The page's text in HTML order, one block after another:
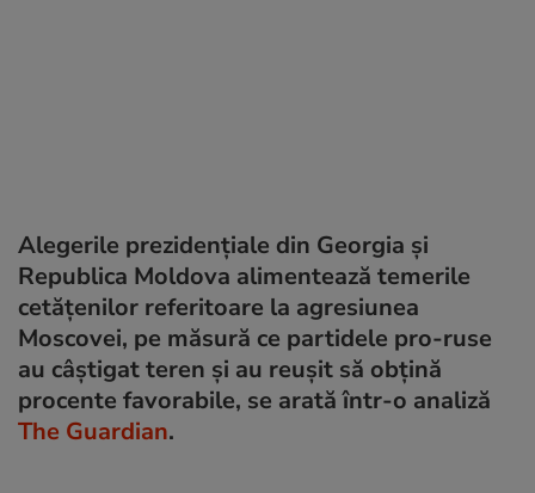
Alegerile prezidențiale din Georgia și
Republica Moldova alimentează temerile
cetățenilor referitoare la agresiunea
Moscovei, pe măsură ce partidele pro-ruse
au câștigat teren și au reușit să obțină
procente favorabile, se arată într-o analiză
The Guardian.